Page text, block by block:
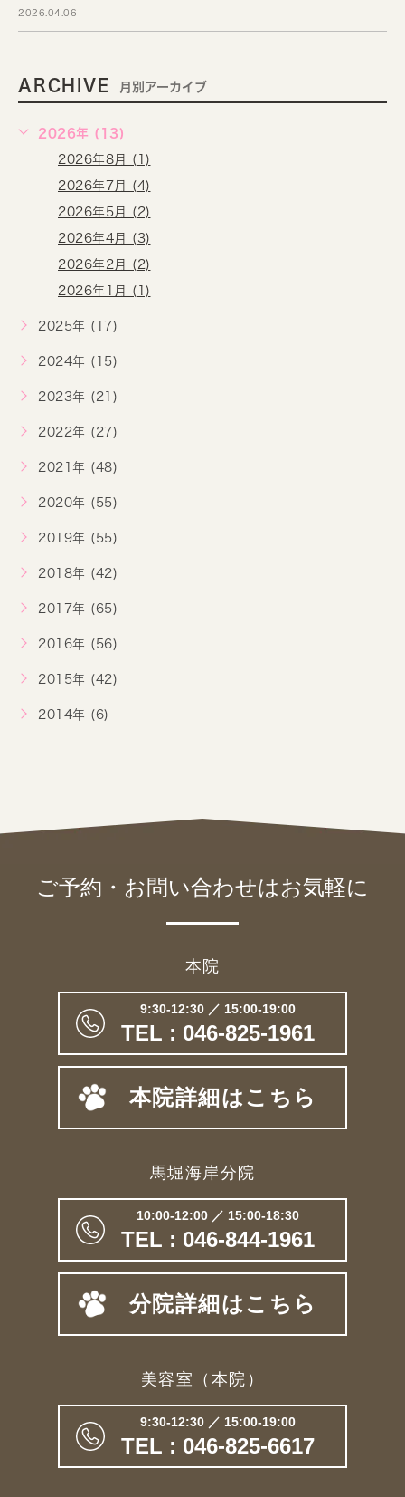
2026.04.06
ARCHIVE 月別アーカイブ
2026年 (13)
2026年8月 (1)
2026年7月 (4)
2026年5月 (2)
2026年4月 (3)
2026年2月 (2)
2026年1月 (1)
2025年 (17)
2024年 (15)
2023年 (21)
2022年 (27)
2021年 (48)
2020年 (55)
2019年 (55)
2018年 (42)
2017年 (65)
2016年 (56)
2015年 (42)
2014年 (6)
ご予約・お問い合わせはお気軽に
本院
9:30-12:30 ／ 15:00-19:00
TEL : 046-825-1961
本院詳細はこちら
馬堀海岸分院
10:00-12:00 ／ 15:00-18:30
TEL : 046-844-1961
分院詳細はこちら
美容室（本院）
9:30-12:30 ／ 15:00-19:00
TEL : 046-825-6617